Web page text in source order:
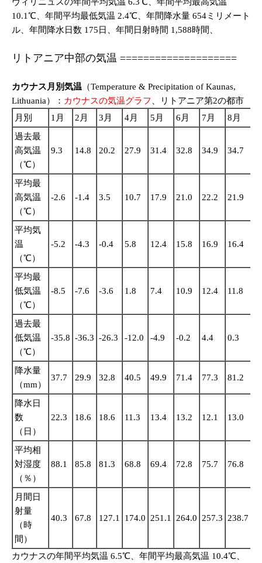
10.1℃、年間平均最低気温 2.4℃、年間降水量 654ミリメート
ル、年間降水日数 175日、年間日射時間 1,588時間、
リトアニア中部の気温 ====================
カウナス月別気温 （Temperature & Precipitation of Kaunas,
Lithuania）： カウナスの気温グラフ
、リトアニア第2の都市
月別
1月 2月 3月 4月 5月 6月 7月 8月
過去最
高気温
（℃）
9.3 14.8 20.2 27.9 31.4 32.8 34.9 34.7
平均最
高気温
（℃）
-2.6 -1.4 3.5 10.7 17.9 21.0 22.2 21.9
平均気
温
（℃）
-5.2 -4.3 -0.4 5.8 12.4 15.8 16.9 16.4
平均最
低気温
（℃）
-8.5 -7.6 -3.6 1.8 7.4 10.9 12.4 11.8
過去最
低気温
（℃）
-35.8 -36.3 -26.3 -12.0 -4.9 -0.2 4.4 0.3
降水量
（mm）
37.7 29.9 32.8 40.5 49.9 71.4 77.3 81.2
降水日
数
（日）
22.3 18.6 18.6 11.3 13.4 13.2 12.1 13.0
平均相
対湿度
（％）
88.1 85.8 81.3 68.8 69.4 72.8 75.7 76.8
月間日
射量
（時
間）
40.3 67.8 127.1 174.0 251.1 264.0 257.3 238.7
カウナスの年間平均気温 6.5℃、年間平均最高気温 10.4℃、